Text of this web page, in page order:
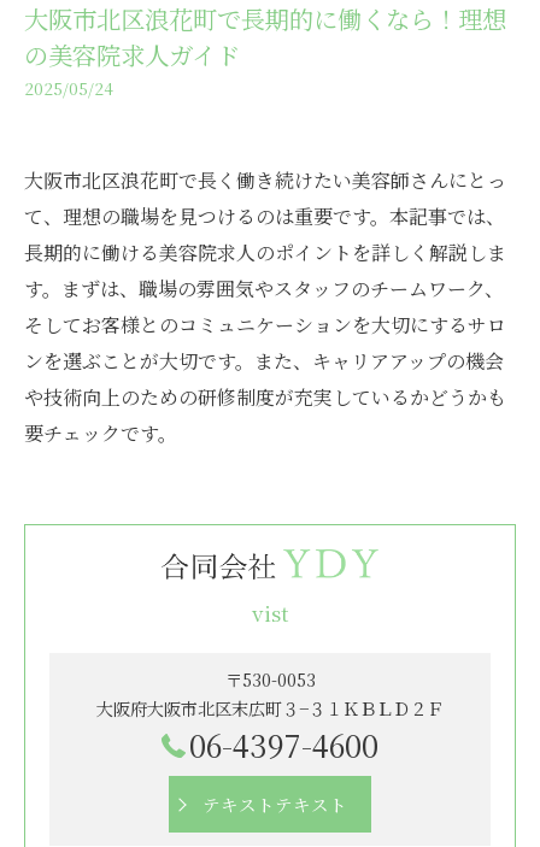
大阪市北区浪花町で長期的に働くなら！理想
の美容院求人ガイド
2025/05/24
大阪市北区浪花町で長く働き続けたい美容師さんにとっ
て、理想の職場を見つけるのは重要です。本記事では、
長期的に働ける美容院求人のポイントを詳しく解説しま
す。まずは、職場の雰囲気やスタッフのチームワーク、
そしてお客様とのコミュニケーションを大切にするサロ
ンを選ぶことが大切です。また、キャリアアップの機会
や技術向上のための研修制度が充実しているかどうかも
要チェックです。
vist
〒530-0053
大阪府大阪市北区末広町３−３１ＫＢＬＤ２Ｆ
06-4397-4600
テキストテキスト